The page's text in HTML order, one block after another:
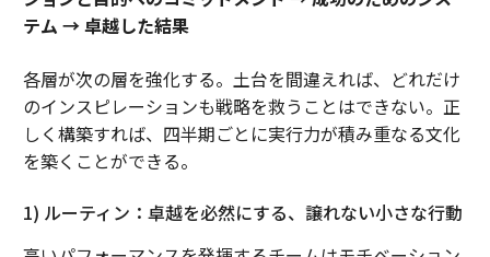
テム → 卓越した結果
各層が次の層を強化する。土台を間違えれば、どれだけ
のインスピレーションも戦略を救うことはできない。正
しく構築すれば、四半期ごとに実行力が積み重なる文化
を築くことができる。
1) ルーティン：卓越を必然にする、譲れない小さな行動